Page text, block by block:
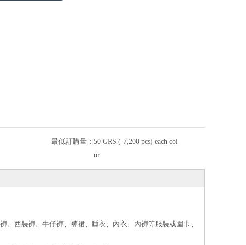
最低訂購量： 50 GRS ( 7,200 pcs) each col
or
西裝褲、牛仔褲、褲裙、睡衣、內衣、內褲等服裝或圍巾、